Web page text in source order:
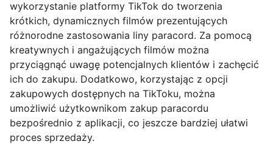
wykorzystanie platformy TikTok do tworzenia
krótkich, dynamicznych filmów prezentujących
różnorodne zastosowania liny paracord. Za pomocą
kreatywnych i angażujących filmów można
przyciągnąć uwagę potencjalnych klientów i zachęcić
ich do zakupu. Dodatkowo, korzystając z opcji
zakupowych dostępnych na TikToku, można
umożliwić użytkownikom zakup paracordu
bezpośrednio z aplikacji, co jeszcze bardziej ułatwi
proces sprzedaży.